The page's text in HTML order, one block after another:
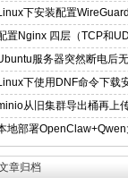
下安装配置WireGuard
置Nginx 四层（TCP和
服务器突然断电后
下使用DNF命令下载
从旧集群导出桶再上
地部署
章归档